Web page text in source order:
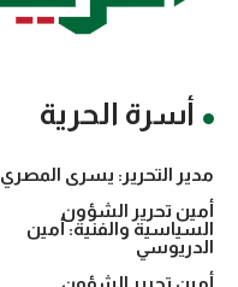
أسرة الحرية
مدير التحرير: يسرى المصري
أمين تحرير الشؤون
السياسية والفنية: أمين
الدريوسي
أمين تحرير الشؤون